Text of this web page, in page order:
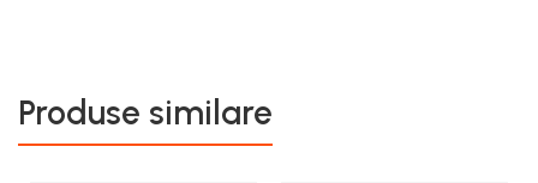
Produse similare